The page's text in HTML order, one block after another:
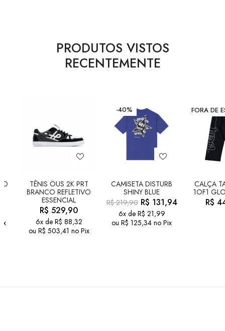
PRODUTOS VISTOS
RECENTEMENTE
TÊNIS ÖUS 2K PRT
BRANCO REFLETIVO
ESSENCIAL
R$ 529,90
6x de R$ 88,32
ou R$ 503,41 no Pix
-40%
CAMISETA DISTURB
SHINY BLUE
R$219,90 R$ 131,94
6x de R$ 21,99
ou R$ 125,34 no Pix
FORA DE
CALÇA
1OF1
R$